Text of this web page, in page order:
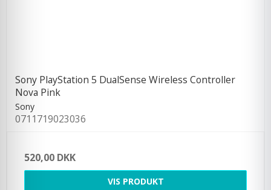
Sony PlayStation 5 DualSense Wireless Controller
Nova Pink
Sony
0711719023036
520,00 DKK
VIS PRODUKT